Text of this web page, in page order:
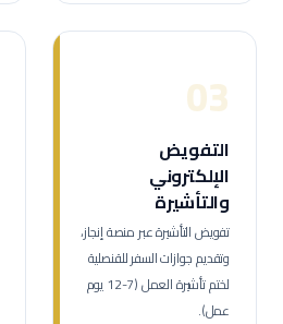
03
التفويض
الإلكتروني
والتأشيرة
تفويض التأشيرة عبر منصة إنجاز،
وتقديم جوازات السفر للقنصلية
لختم تأشيرة العمل (7-12 يوم
عمل).